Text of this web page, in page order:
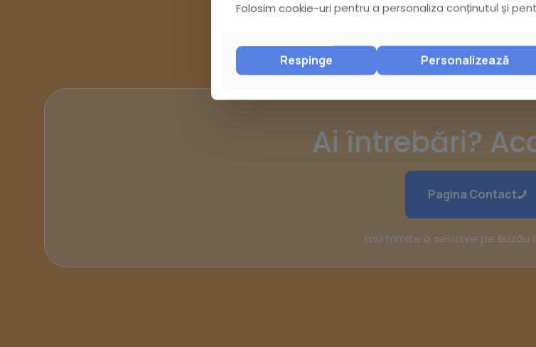
Ai întrebări?
Pagina Contact
sau trimite o sesizare pe Buzău
Folosim cookie-uri pentru a personaliza conținutul și
Respinge Personalizează